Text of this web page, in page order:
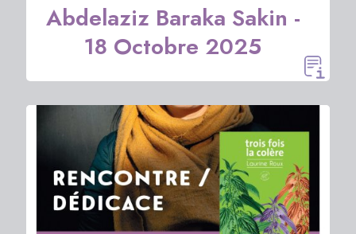
Abdelaziz Baraka Sakin -
18 Octobre 2025